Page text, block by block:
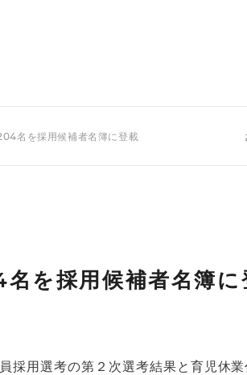
名を採用候補者名簿に登載
を採用候補者名簿に
用選考の第２次選考結果と育児休